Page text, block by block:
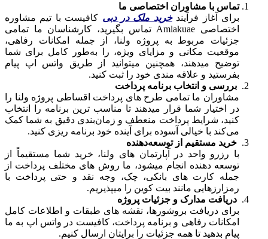
تماس با مشاوران اختصاصی ما
برای آغاز فرآیندخرید ملک در دبی کافیست با تیم مشاوره
اختصاصی Amlakuae تماس بگیرید، کارشناسان ما تمامی
جزئیات مربوط به پروژه ولنا، از جمله امکانات رفاهی،
موقعیت مکانی و مزایای ویژه، را به‌طور کامل برای شما
توضیح میدهند، همچنین میتوانید از طریق واتس‌ اپ پیام
بفرستید و علاقه‌ مندی خود را ثبت کنید.
بررسی و انتخاب برنامه پرداخت
مشاوران ما تمامی طرح‌ های پرداخت اقساطی پروژه ولنا را
در اختیار شما قرار میدهند تا مناسب‌ ترین برنامه را انتخاب
کنید، شرایط پرداخت منعطف و زمان‌بندی دقیق به شما کمک
می‌کند با خیالی آسوده برای آینده خود برنامه‌ ریزی کنید.
خرید مستقیم از توسعه‌دهنده
با رزرو واحد در آپارتمان های ولنا، خرید شما مستقیماً از
توسعه‌ دهنده انجام میشود، ما روش‌ های مختلف پرداخت از
جمله کارت‌ های بانکی، چک، وجه نقد و حتی پرداخت با
رمزارزهایی مانند بیت‌ کوین را میپذیریم.
دریافت مدارک و جزئیات پروژه
برای دریافت بروشورها، نقشه‌ های طبقات و اطلاعات کامل
امکانات رفاهی و برنامه پرداخت، کافیست در واتس‌ اپ به ما
پیام بدهید تا همه جزئیات را برایتان ارسال کنیم.